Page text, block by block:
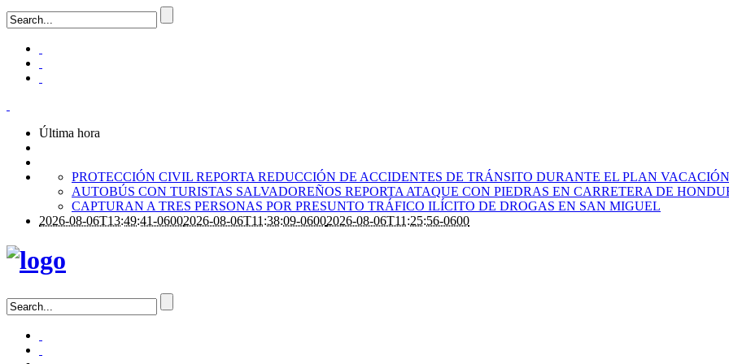
Última hora
PROTECCIÓN CIVIL REPORTA REDUCCIÓN DE ACCIDENTES DE TRÁNSITO DURANTE EL PLAN
AUTOBÚS CON TURISTAS SALVADOREÑOS REPORTA ATAQUE CON PIEDRAS EN CARRETERA DE
CAPTURAN A TRES PERSONAS POR PRESUNTO TRÁFICO ILÍCITO DE DROGAS EN SAN MIGUEL
2026-08-06T13:49:41-06002026-08-06T11:38:09-06002026-08-06T11:25:56-0600